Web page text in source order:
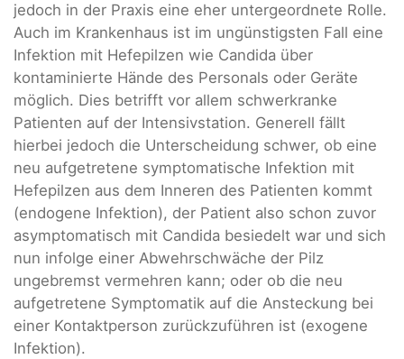
jedoch in der Praxis eine eher untergeordnete Rolle.
Auch im Krankenhaus ist im ungünstigsten Fall eine
Infektion mit Hefepilzen wie Candida über
kontaminierte Hände des Personals oder Geräte
möglich. Dies betrifft vor allem schwerkranke
Patienten auf der Intensivstation. Generell fällt
hierbei jedoch die Unterscheidung schwer, ob eine
neu aufgetretene symptomatische Infektion mit
Hefepilzen aus dem Inneren des Patienten kommt
(endogene Infektion), der Patient also schon zuvor
asymptomatisch mit Candida besiedelt war und sich
nun infolge einer Abwehrschwäche der Pilz
ungebremst vermehren kann; oder ob die neu
aufgetretene Symptomatik auf die Ansteckung bei
einer Kontaktperson zurückzuführen ist (exogene
Infektion).